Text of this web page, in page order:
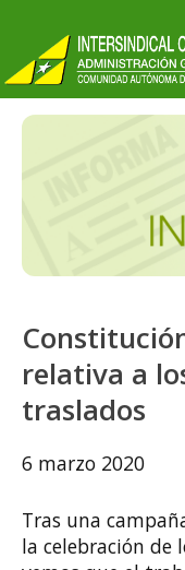
relativa a
traslados
6 marzo 2020
Tras una
la celebración de